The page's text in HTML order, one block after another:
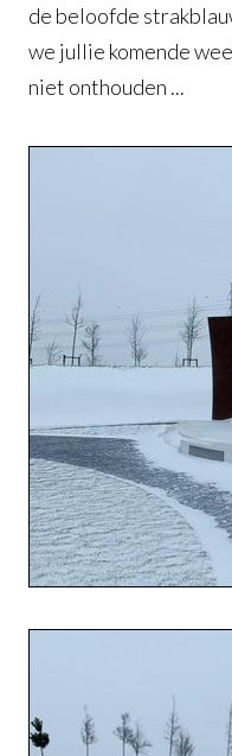
de beloofde
we jullie komende
niet onthouden ...